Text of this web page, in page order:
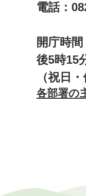
電話：
開庁時
後5時15
（祝日
各部署の